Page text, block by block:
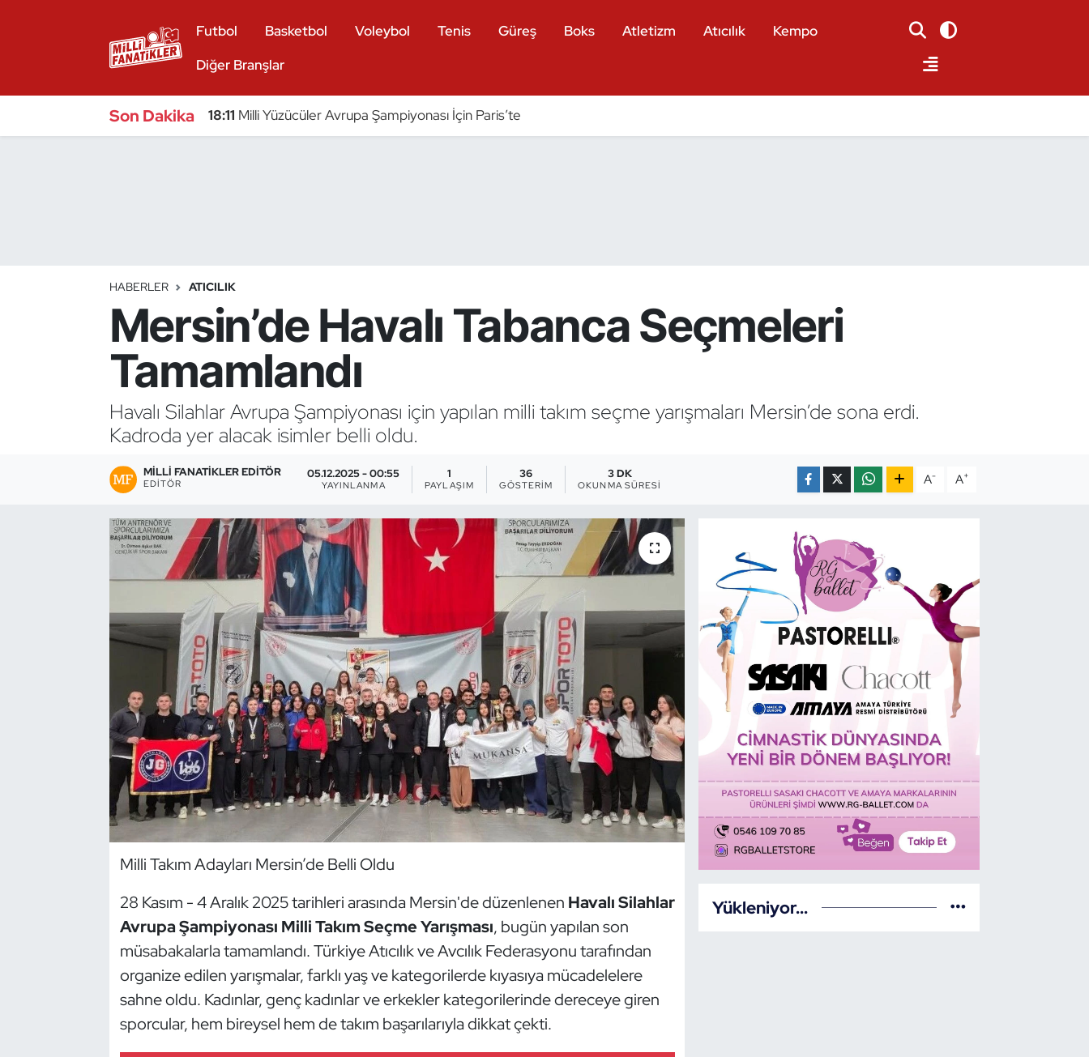
Futbol Basketbol Voleybol Tenis Güreş Boks Atletizm Atıcılık
Kempo
Diğer Branşlar
Son Dakika 18:11 Milli Yüzücüler Avrupa Şampiyonası İçin Paris’te
HABERLER ATICILIK
Mersin’de Havalı Tabanca Seçmeleri
Tamamlandı
Havalı Silahlar Avrupa Şampiyonası için yapılan milli takım seçme yarışmaları Mersin’de sona erdi.
Kadroda yer alacak isimler belli oldu.
MILLI FANATIKLER EDITÖR
EDITÖR
05.12.2025 - 00:55
YAYINLANMA
1
PAYLAŞIM
36
GÖSTERIM
3 DK
OKUNMA SÜRESI A- A+
Milli Takım Adayları Mersin’de Belli Oldu
28 Kasım - 4 Aralık 2025 tarihleri arasında Mersin'de düzenlenen Havalı Silahlar
Avrupa Şampiyonası Milli Takım Seçme Yarışması, bugün yapılan son
müsabakalarla tamamlandı. Türkiye Atıcılık ve Avcılık Federasyonu tarafından
organize edilen yarışmalar, farklı yaş ve kategorilerde kıyasıya mücadelelere
sahne oldu. Kadınlar, genç kadınlar ve erkekler kategorilerinde dereceye giren
sporcular, hem bireysel hem de takım başarılarıyla dikkat çekti.
Yükleniyor...
Bocce Bowling Dart
Buz Hokeyi
Cimnastik
Dans Sporları
Dövüş Sanatı